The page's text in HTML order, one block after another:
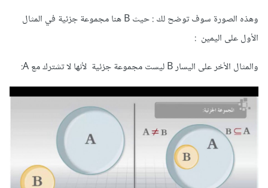
وهذه الصورة سوف توضح لك : حيث B هنا مجموعة جزئية في المثال
الأول على اليمين :
والمثال الأخر على اليسار B ليست مجموعة جزئية لأنها لا تشترك مع A: